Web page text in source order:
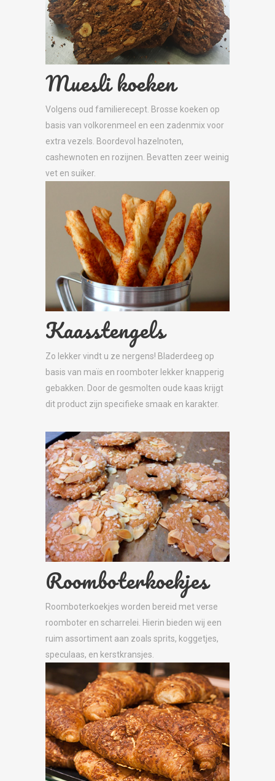
Muesli koeken
Volgens oud familierecept. Brosse koeken op
basis van volkorenmeel en een zadenmix voor
extra vezels. Boordevol hazelnoten,
cashewnoten en rozijnen. Bevatten zeer weinig
vet en suiker.
Kaasstengels
Zo lekker vindt u ze nergens! Bladerdeeg op
basis van maïs en roomboter lekker knapperig
gebakken. Door de gesmolten oude kaas krijgt
dit product zijn specifieke smaak en karakter.
Roomboterkoekjes
Roomboterkoekjes worden bereid met verse
roomboter en scharrelei. Hierin bieden wij een
ruim assortiment aan zoals sprits, koggetjes,
speculaas, en kerstkransjes.